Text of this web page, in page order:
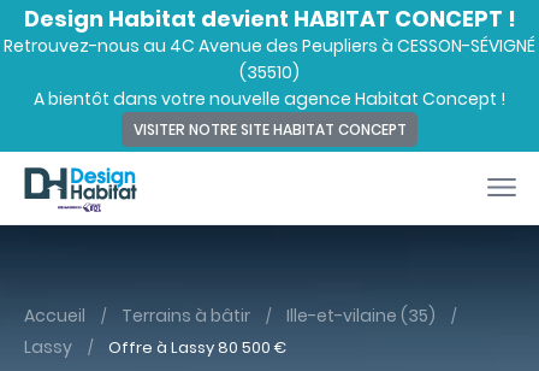
Design Habitat devient HABITAT CONCEPT !
Retrouvez-nous au 4C Avenue des Peupliers à CESSON-SÉVIGNÉ
(35510)
A bientôt dans votre nouvelle agence Habitat Concept !
VISITER NOTRE SITE HABITAT CONCEPT
Accueil Terrains à bâtir
Ille-et-vilaine (35)
Lassy
Offre à Lassy80 500 €